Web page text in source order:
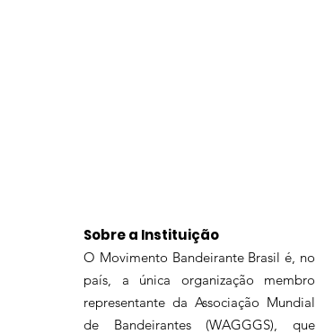
Sobre a Instituição
O Movimento Bandeirante Brasil é, no
país, a única organização membro
representante da Associação Mundial
de Bandeirantes (WAGGGS), que